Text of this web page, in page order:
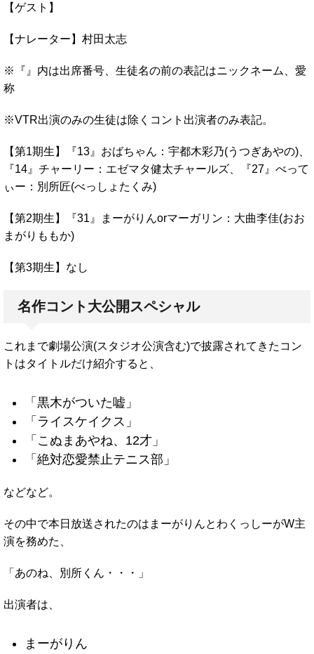
【ゲスト】
【ナレーター】村田太志
※『』内は出席番号、生徒名の前の表記はニックネーム、愛
称
※VTR出演のみの生徒は除くコント出演者のみ表記。
【第1期生】『13』おばちゃん：宇都木彩乃(うつぎあやの)、
『14』チャーリー：エゼマタ健太チャールズ、『27』べって
ぃー：別所匠(べっしょたくみ)
【第2期生】『31』まーがりんorマーガリン：大曲李佳(おお
まがりももか)
【第3期生】なし
名作コント大公開スペシャル
これまで劇場公演(スタジオ公演含む)で披露されてきたコン
トはタイトルだけ紹介すると、
「黒木がついた嘘」
「ライスケイクス」
「こぬまあやね、12才」
「絶対恋愛禁止テニス部」
などなど。
その中で本日放送されたのはまーがりんとわくっしーがW主
演を務めた、
「あのね、別所くん・・・」
出演者は、
まーがりん